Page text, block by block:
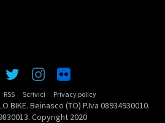
RSS Scrivici Privacy policy
BIKE. Beinasco (TO) P.Iva 08934930010.
Copyright 2020